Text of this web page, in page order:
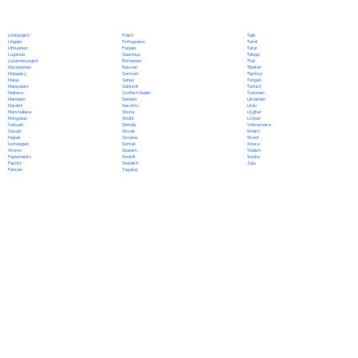
Limburgish
Lingala
Lithuanian
Luganda
Luxembourgish
Macedonian
Malagasy
Malay
Malayalam
Maltese
Mandarin
Marathi
Marshallese
Mongolian
Nahuatl
Navajo
Nepali
Norwegian
Oromo
Papiamento
Pashto
Persian
Polish
Portuguese
Punjabi
Quechua
Romanian
Russian
Samoan
Sango
Sanskrit
Scottish Gaelic
Serbian
Sesotho
Shona
Sindhi
Sinhala
Slovak
Slovene
Somali
Spanish
Swahili
Swedish
Tagalog
Tajik
Tamil
Tatar
Telugu
Thai
Tibetan
Tigrinya
Tongan
Turkish
Turkmen
Ukrainian
Urdu
Uyghur
Uzbek
Vietnamese
Welsh
Wolof
Xhosa
Yiddish
Yoruba
Zulu